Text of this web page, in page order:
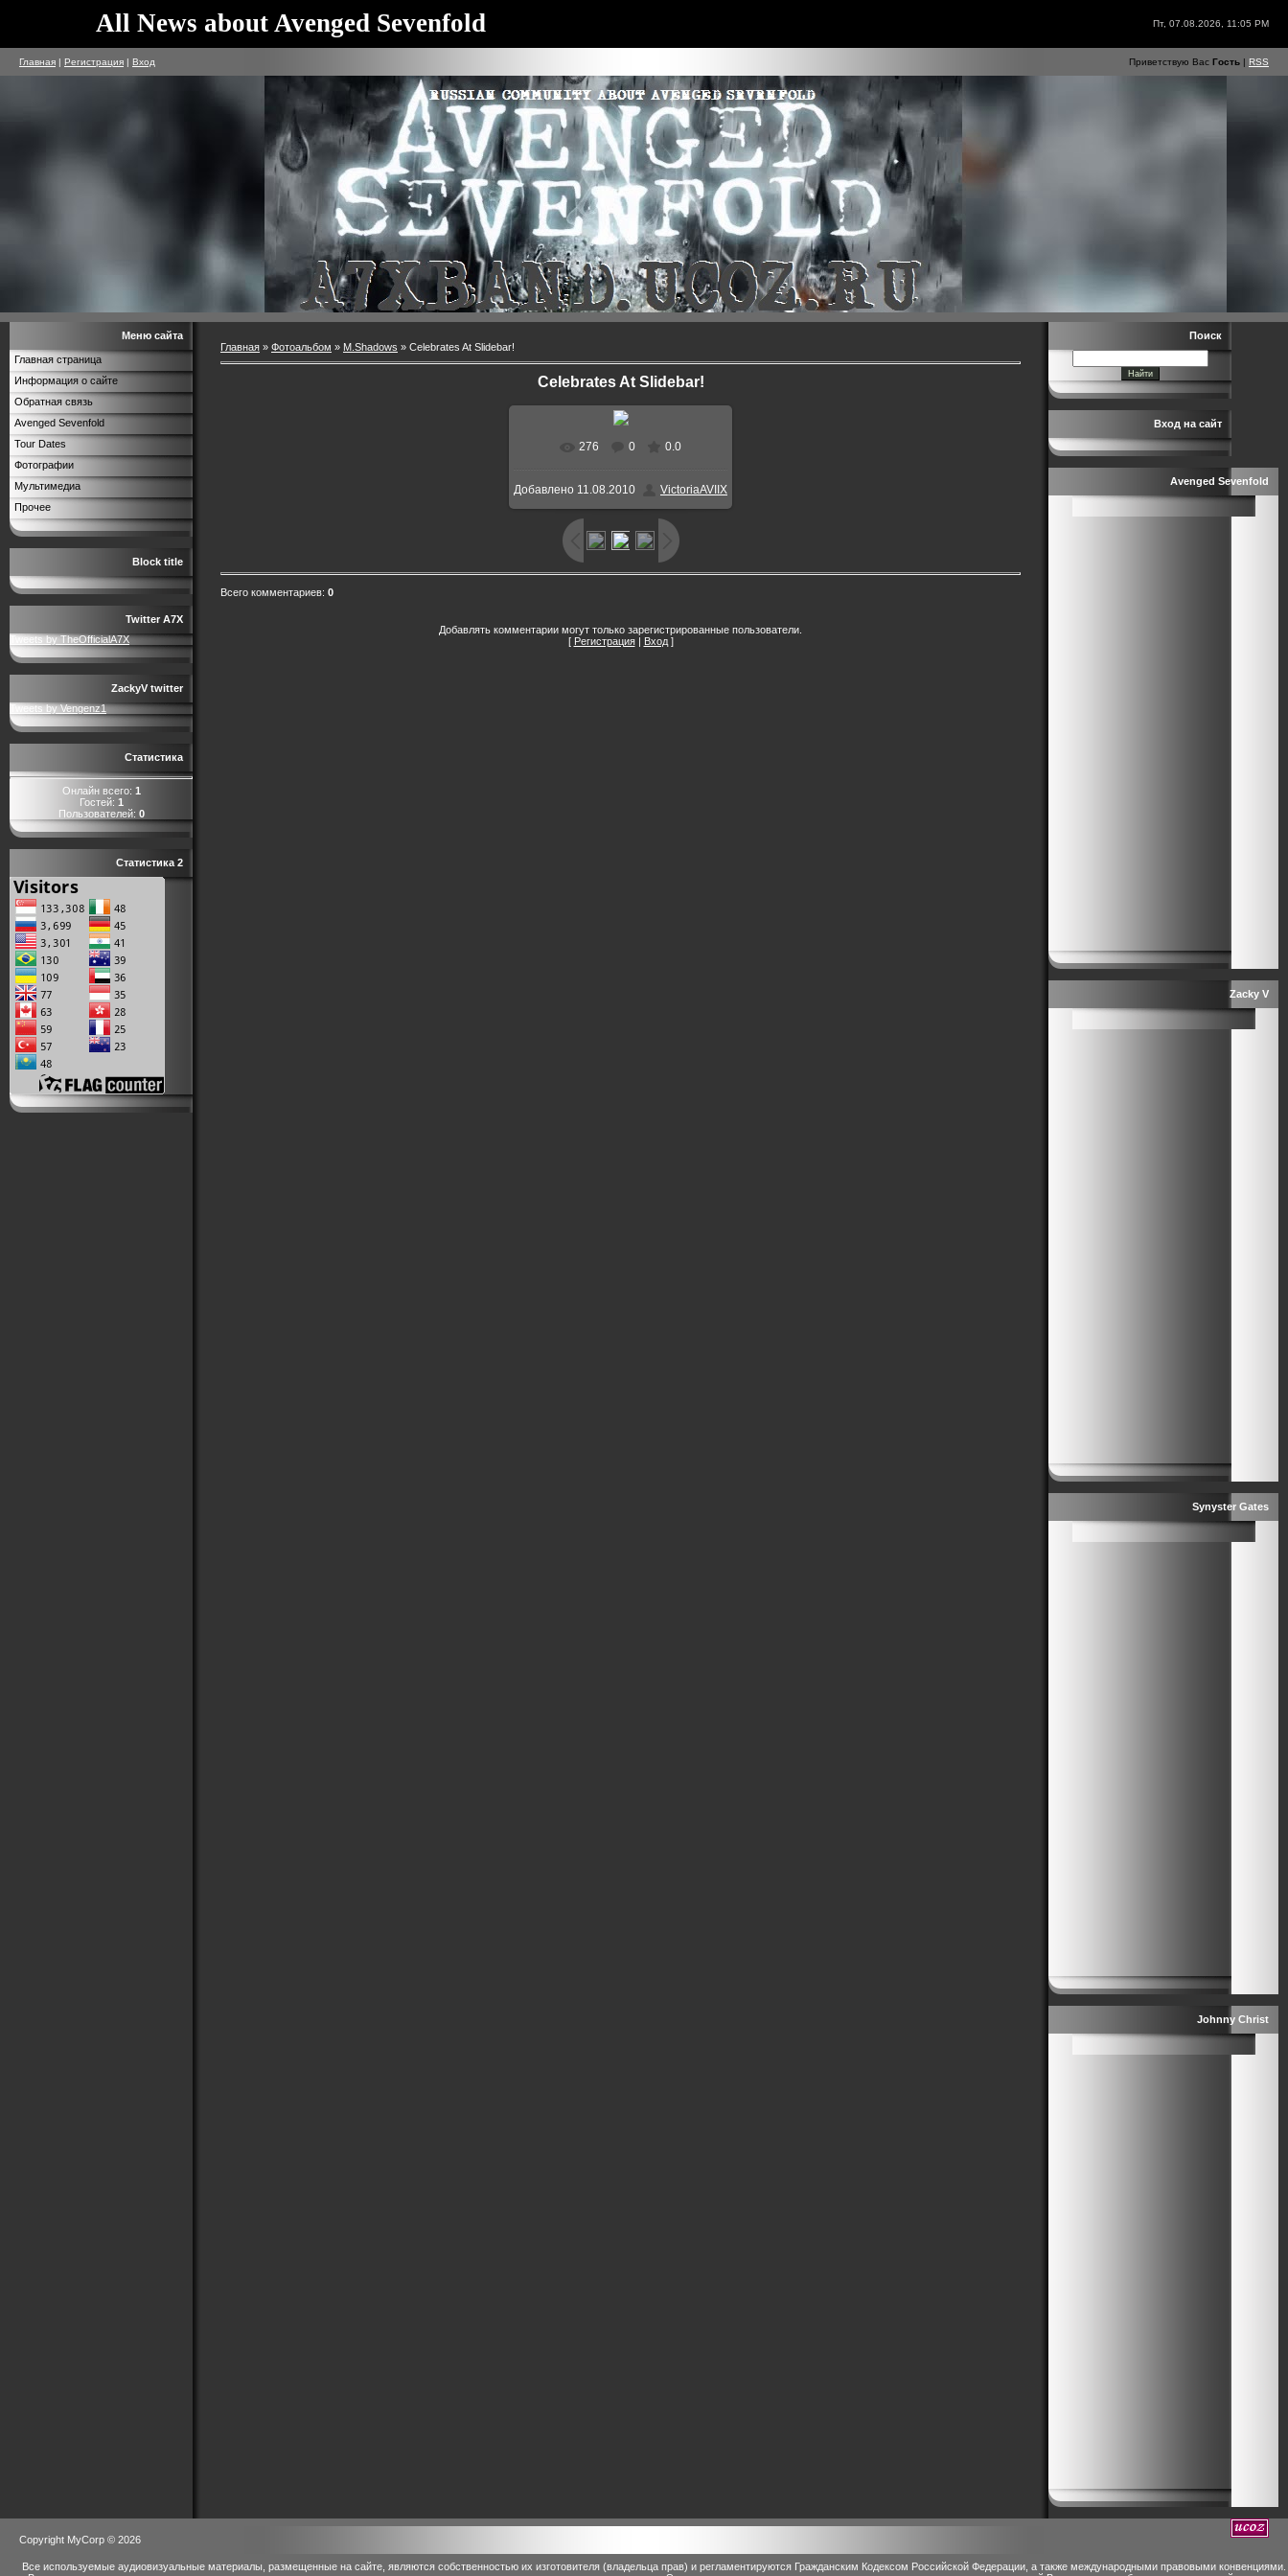
All News about Avenged Sevenfold Пт, 07.08.2026, 11:05 PM
Главная | Регистрация | Вход Приветствую Вас Гость | RSS
Меню сайта
Главная страница
Информация о сайте
Обратная связь
Avenged Sevenfold
Tour Dates
Фотографии
Мультимедиа
Прочее
Block title
Twitter A7X
Tweets by TheOfficialA7X
ZackyV twitter
Tweets by Vengenz1
Статистика
Онлайн всего: 1
Гостей: 1
Пользователей: 0
Статистика 2
Главная » Фотоальбом » M.Shadows » Celebrates At Slidebar!
Celebrates At Slidebar!
В реальном размере 700x467
122.9Kb
276 0 0.0
Добавлено 11.08.2010 VictoriaAVIIX
Всего комментариев: 0
Добавлять комментарии могут только зарегистрированные пользователи.
[ Регистрация| Вход]
Поиск
Вход на сайт
Avenged Sevenfold
Zacky V
Synyster Gates
Johnny Christ
Copyright MyCorp © 2026
Все используемые аудиовизуальные материалы, размещенные на сайте, являются собственностью их изготовителя (владельца прав) и регламентируются Гражданским Кодексом Российской Федерации, а также международными правовыми конвенциями.